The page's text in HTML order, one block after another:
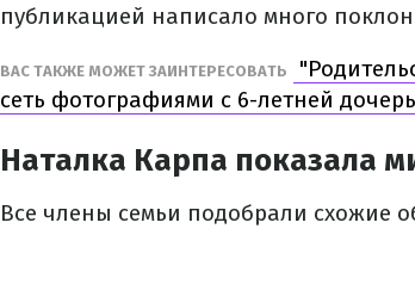
публикацией написало много
ВАС ТАКЖЕ МОЖЕТ ЗАИНТЕРЕСОВАТЬ
сеть фотографиями с 6-летней
Наталка Карпа показала
Все члены семьи подобрали схожие